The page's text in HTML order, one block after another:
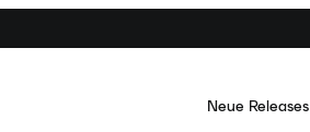
Neue Releases